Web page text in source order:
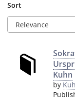
Sort
Kuhn
by